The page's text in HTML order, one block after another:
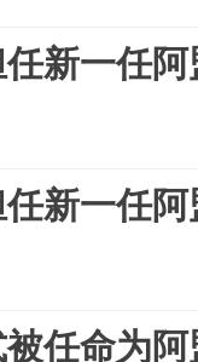
新一任
新一任
任命为